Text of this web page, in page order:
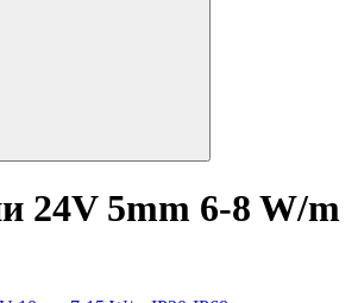
24V 5mm 6-8 W/m